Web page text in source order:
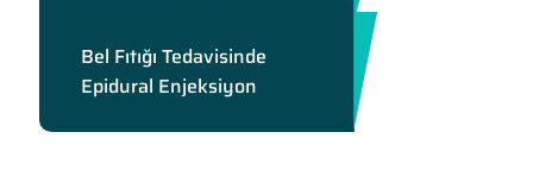
Bel Fıtığı Tedavisinde
Epidural Enjeksiyon